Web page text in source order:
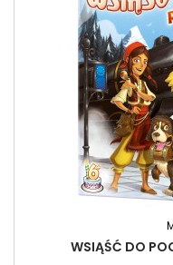
WSIĄŚĆ DO